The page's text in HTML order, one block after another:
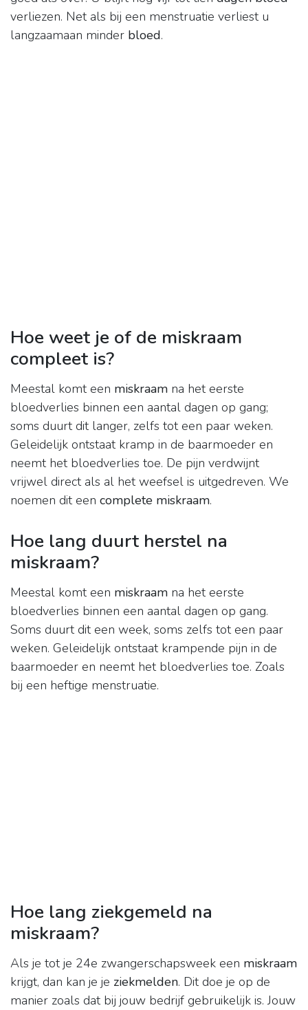
verliezen. Net als bij een menstruatie verliest u
langzaamaan minder bloed.
Hoe weet je of de miskraam
compleet is?
Meestal komt een miskraam na het eerste
bloedverlies binnen een aantal dagen op gang;
soms duurt dit langer, zelfs tot een paar weken.
Geleidelijk ontstaat kramp in de baarmoeder en
neemt het bloedverlies toe. De pijn verdwijnt
vrijwel direct als al het weefsel is uitgedreven. We
noemen dit een complete miskraam.
Hoe lang duurt herstel na
miskraam?
Meestal komt een miskraam na het eerste
bloedverlies binnen een aantal dagen op gang.
Soms duurt dit een week, soms zelfs tot een paar
weken. Geleidelijk ontstaat krampende pijn in de
baarmoeder en neemt het bloedverlies toe. Zoals
bij een heftige menstruatie.
Hoe lang ziekgemeld na
miskraam?
Als je tot je 24e zwangerschapsweek een miskraam
krijgt, dan kan je je ziekmelden. Dit doe je op de
manier zoals dat bij jouw bedrijf gebruikelijk is. Jouw